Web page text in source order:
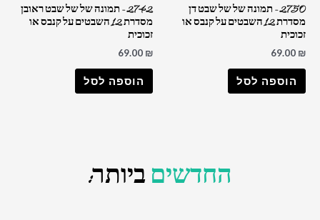
2750 – תמונה של של שבט דן
מסדרת 12 השבטים על קנבס או
זכוכית
69.00 ₪
הוספה לסל
2742 – תמונה של של שבט ראובן
מסדרת 12 השבטים על קנבס או
זכוכית
69.00 ₪
הוספה לסל
החדשיםביותר: